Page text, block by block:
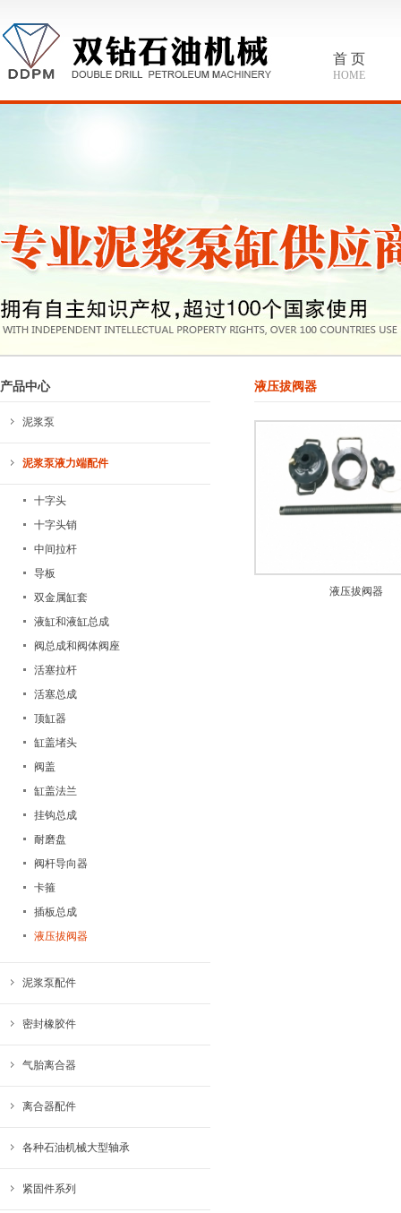
首 页
HOME
产品中心
泥浆泵
泥浆泵液力端配件
十字头
十字头销
中间拉杆
导板
双金属缸套
液缸和液缸总成
阀总成和阀体阀座
活塞拉杆
活塞总成
顶缸器
缸盖堵头
阀盖
缸盖法兰
挂钩总成
耐磨盘
阀杆导向器
卡箍
插板总成
液压拔阀器
泥浆泵配件
密封橡胶件
气胎离合器
离合器配件
各种石油机械大型轴承
紧固件系列
液压拔阀器
液压拔阀器